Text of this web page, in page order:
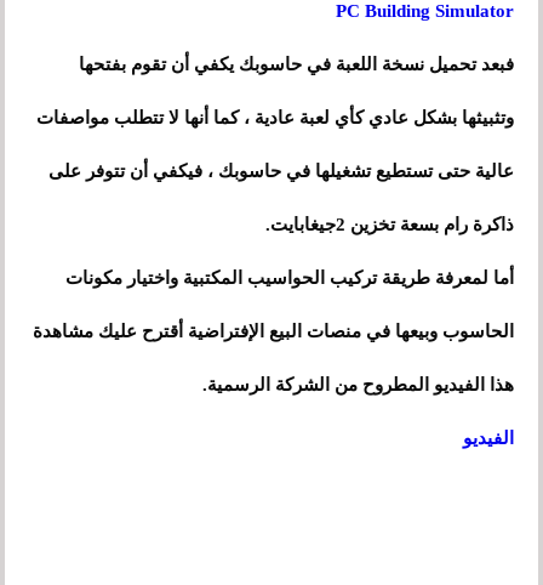
PC Building Simulator
فبعد تحميل نسخة اللعبة في حاسوبك يكفي أن تقوم بفتحها
وتثبيثها بشكل عادي كأي لعبة عادية،كما أنها لا تتطلب مواصفات
عالية حتى تستطيع تشغيلها فيحاسوبك ،فيكفي أن تتوفر على
ذاكرة رام بسعة تخزين 2جيغابايت.
أما لمعرفة طريقة تركيب الحواسيب المكتبية واختيار مكونات
الحاسوب وبيعها في منصات البيع الإفتراضية أقترح عليك مشاهدة
هذا الفيديو المطروح من الشركة الرسمية.
الفيديو